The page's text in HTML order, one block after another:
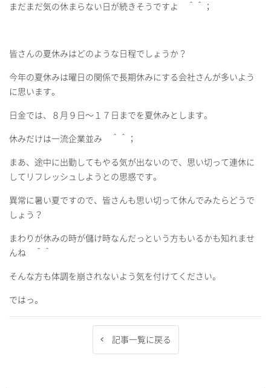
まだまだ気の休まらない日が続きそうですよ ＾＾；
皆さんの夏休みはどのような日程でしょうか？
今年の夏休みは曜日の関係で長期休みにする会社さんが多いよう
に思います。
日金では、８月９日～１７日までを夏休みとします。
休みだけは一流企業並み ＾＾；
まあ、途中に出勤してもやる気が出ないので、思い切って連休に
してリフレッシュしようとの思惑です。
異常に暑い夏ですので、皆さんも思い切って休んでみたらどうで
しょう？
まわりが休みの時が儲け時なんだっという方もいるかも知れませ
んね ＾＾
そんな方も体調を崩されないよう気を付けてください。
ではっ。
記事一覧に戻る